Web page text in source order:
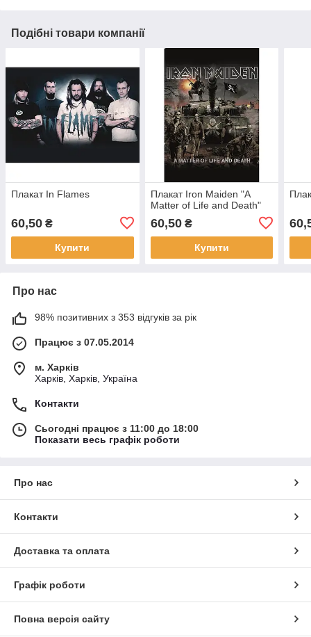
Подібні товари компанії
Плакат In Flames
60,50 ₴
Купити
Плакат Iron Maiden "A
Matter of Life and Death"
60,50₴
Купити
Про нас
98% позитивних з 353 відгуків за рік
Працює з 07.05.2014
м. Харків
Харків, Харків, Україна
Контакти
Сьогодні працює з 11:00 до 18:00
Показати весь графік роботи
Про нас
Контакти
Доставка та оплата
Графік роботи
Повна версія сайту